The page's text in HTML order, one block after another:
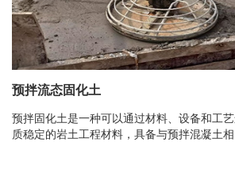
预拌流态固化土
预拌固化土是一种可以通过材料、设备和工
质稳定的岩土工程材料，具备与预拌混凝土相